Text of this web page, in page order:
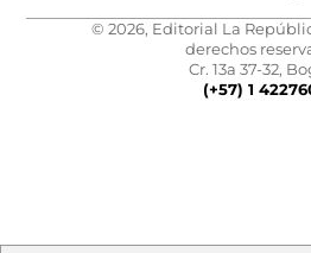
© 2026, Editorial La
derechos
Cr. 13a 37-32,
(+57) 1